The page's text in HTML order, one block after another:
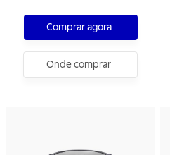
Comprar agora
Onde comprar